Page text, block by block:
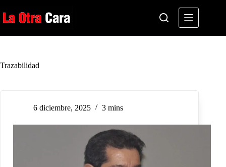
al
contenido
Trazabilidad
6 diciembre, 2025 3 mins